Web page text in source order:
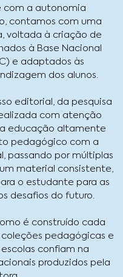
com a autonomia
contamos com uma
voltada à criação de
à Base Nacional
e adaptados às
dos alunos.
editorial, da pesquisa
com atenção
educação altamente
pedagógico com a
passando por múltiplas
material consistente,
o estudante para as
desafios do futuro.
é construído cada
pedagógicas e
confiam na
produzidos pela